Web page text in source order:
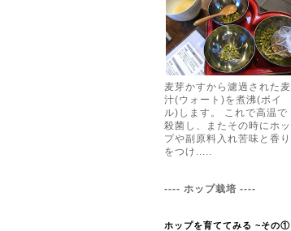
麦芽かすから濾過された麦
汁(ウォート)を煮沸(ボイ
ル)します。 これで高温で
殺菌し、またその時にホッ
プや副原料入れ苦味と香り
をつけ.....
---- ホップ栽培 ----
ホップを育ててみる ~その①